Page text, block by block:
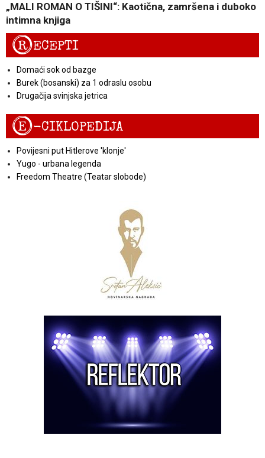
„MALI ROMAN O TIŠINI“: Kaotična, zamršena i duboko
intimna knjiga
RECEPTI
Domaći sok od bazge
Burek (bosanski) za 1 odraslu osobu
Drugačija svinjska jetrica
E-CIKLOPEDIJA
Povijesni put Hitlerove 'klonje'
Yugo - urbana legenda
Freedom Theatre (Teatar slobode)